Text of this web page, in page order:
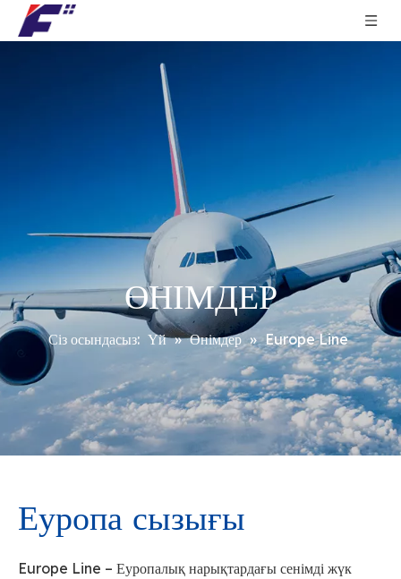
ӨНІМДЕР
Сіз осындасыз: Үй » Өнімдер » Europe Line
Еуропа сызығы
Europe Line – Еуропалық нарықтардағы сенімді жүк